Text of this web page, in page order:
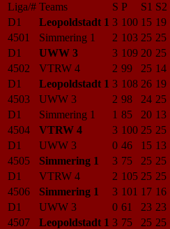
Liga/# Teams S P S1 S2
D1
Leopoldstadt 1 3 100 15 19
4501
Simmering 1 2 103 25 25
D1
UWW 3 3 109 20 25
4502
VTRW 4 2 99 25 14
D1
Leopoldstadt 1 3 108 26 19
4503
UWW 3 2 98 24 25
D1
Simmering 1 1 85 20 13
4504
VTRW 4 3 100 25 25
D1
UWW 3 0 46 15 13
4505
Simmering 1 3 75 25 25
D1
VTRW 4 2 105 25 25
4506
Simmering 1 3 101 17 16
D1
UWW 3 0 61 23 23
4507
Leopoldstadt 1 3 75 25 25